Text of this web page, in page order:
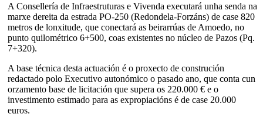
A Consellería de Infraestruturas e Vivenda executará unha senda na
marxe dereita da estrada PO-250 (Redondela-Forzáns) de case 820
metros de lonxitude, que conectará as beirarrúas de Amoedo, no
punto quilométrico 6+500, coas existentes no núcleo de Pazos (Pq.
7+320).
A base técnica desta actuación é o proxecto de construción
redactado polo Executivo autonómico o pasado ano, que conta cun
orzamento base de licitación que supera os 220.000 € e o
investimento estimado para as expropiacións é de case 20.000
euros.